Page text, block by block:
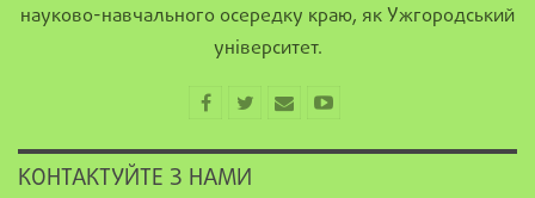
науково-навчального осередку краю, як Ужгородський
університет.
КОНТАКТУЙТЕ З НАМИ